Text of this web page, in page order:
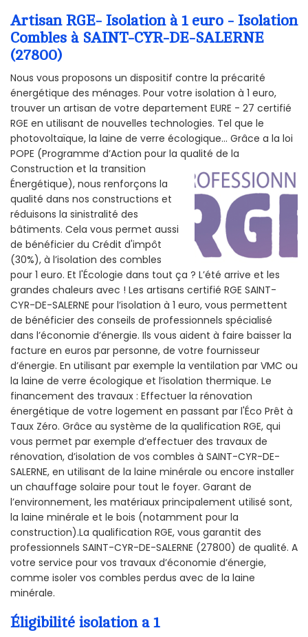
Artisan RGE- Isolation à 1 euro - Isolation
Combles à SAINT-CYR-DE-SALERNE
(27800)
Nous vous proposons un dispositif contre la précarité
énergétique des ménages. Pour votre isolation à 1 euro,
trouver un artisan de votre departement EURE - 27 certifié
RGE en utilisant de nouvelles technologies. Tel que le
photovoltaïque, la laine de verre écologique... Grâce a la loi
POPE (Programme d’Action pour la qualité de la
Construction et la transition
Énergétique), nous renforçons la
qualité dans nos constructions et
réduisons la sinistralité des
bâtiments. Cela vous permet aussi
de bénéficier du Crédit d'impôt
(30%), à l’isolation des combles
pour 1 euro. Et l'Écologie dans tout ça ? L’été arrive et les
grandes chaleurs avec ! Les artisans certifié RGE SAINT-
CYR-DE-SALERNE pour l’isolation à 1 euro, vous permettent
de bénéficier des conseils de professionnels spécialisé
dans l’économie d’énergie. Ils vous aident à faire baisser la
facture en euros par personne, de votre fournisseur
d’énergie. En utilisant par exemple la ventilation par VMC ou
la laine de verre écologique et l’isolation thermique. Le
financement des travaux : Effectuer la rénovation
énergétique de votre logement en passant par l'Éco Prêt à
Taux Zéro. Grâce au système de la qualification RGE, qui
vous permet par exemple d’effectuer des travaux de
rénovation, d’isolation de vos combles à SAINT-CYR-DE-
SALERNE, en utilisant de la laine minérale ou encore installer
un chauffage solaire pour tout le foyer. Garant de
l’environnement, les matériaux principalement utilisé sont,
la laine minérale et le bois (notamment pour la
construction).La qualification RGE, vous garantit des
professionnels SAINT-CYR-DE-SALERNE (27800) de qualité. A
votre service pour vos travaux d’économie d’énergie,
comme isoler vos combles perdus avec de la laine
minérale.
Éligibilité isolation a 1